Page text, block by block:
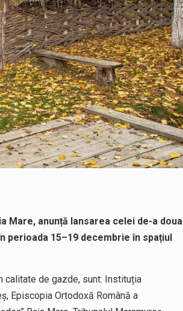
Mare, anunță lansarea celei de-a doua
perioada 15–19 decembrie în spațiul
calitate de gazde, sunt: Instituția
Episcopia Ortodoxă Română a